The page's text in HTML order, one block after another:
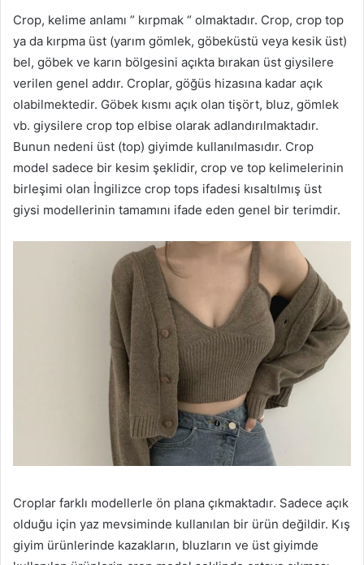
Crop, kelime anlamı ” kırpmak “ olmaktadır. Crop, crop top
ya da kırpma üst (yarım gömlek, göbeküstü veya kesik üst)
bel, göbek ve karın bölgesini açıkta bırakan üst giysilere
verilen genel addır. Croplar, göğüs hizasına kadar açık
olabilmektedir. Göbek kısmı açık olan tişört, bluz, gömlek
vb. giysilere crop top elbise olarak adlandırılmaktadır.
Bunun nedeni üst (top) giyimde kullanılmasıdır. Crop
model sadece bir kesim şeklidir, crop ve top kelimelerinin
birleşimi olan İngilizce crop tops ifadesi kısaltılmış üst
giysi modellerinin tamamını ifade eden genel bir terimdir.
Croplar farklı modellerle ön plana çıkmaktadır. Sadece açık
olduğu için yaz mevsiminde kullanılan bir ürün değildir. Kış
giyim ürünlerinde kazakların, bluzların ve üst giyimde